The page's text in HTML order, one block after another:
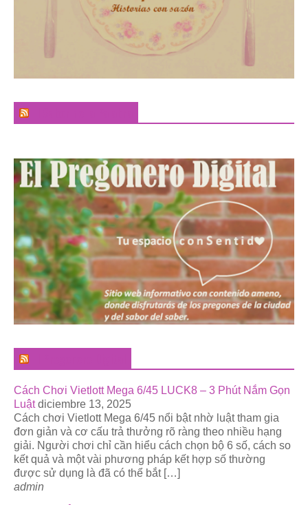
Cách Chơi Vietlott Mega 6/45 LUCK8 – 3 Phút Nắm Gọn
Luật diciembre 13, 2025
Cách chơi Vietlott Mega 6/45 nổi bật nhờ luật tham gia
đơn giản và cơ cấu trả thưởng rõ ràng theo nhiều hạng
giải. Người chơi chỉ cần hiểu cách chọn bộ 6 số, cách so
kết quả và một vài phương pháp kết hợp số thường
được sử dụng là đã có thể bắt […]
admin